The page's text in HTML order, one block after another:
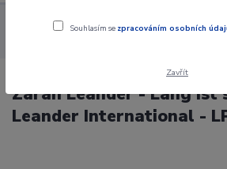
Alba Gramodesky
Zarah Leander -
Zarah Leander - Lang
Leander International -
Souhlasím se zpracováním osobních
Zavřít